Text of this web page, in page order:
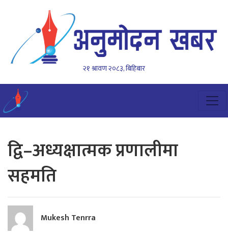
२१ श्रावण २०८३, बिहिबार
द्वि–अध्यक्षात्मक प्रणालीमा
सहमति
Mukesh Tenrra